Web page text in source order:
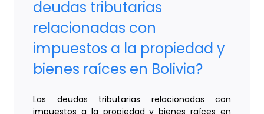
deudas tributarias
relacionadas con
impuestos a la propiedad y
bienes raíces en Bolivia?
Las deudas tributarias relacionadas con